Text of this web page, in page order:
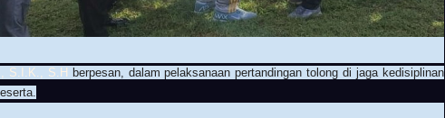
S.I.K., S.H berpesan, dalam pelaksanaan pertandingan tolong di jaga kedisiplinan